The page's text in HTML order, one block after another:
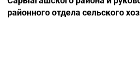
районного отдела сельского